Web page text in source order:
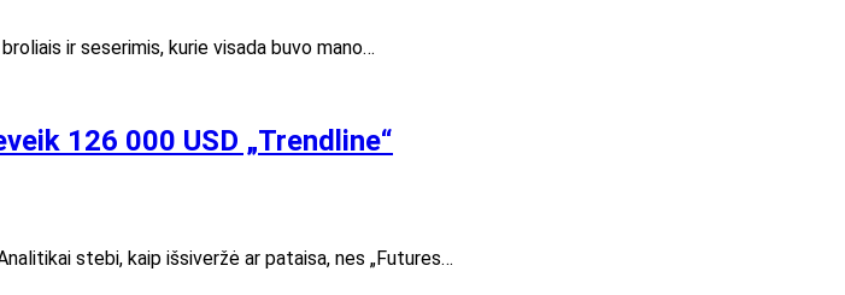
ir seserimis, kurie visada buvo mano…
126 000 USD „Trendline“
stebi, kaip išsiveržė ar pataisa, nes „Futures…